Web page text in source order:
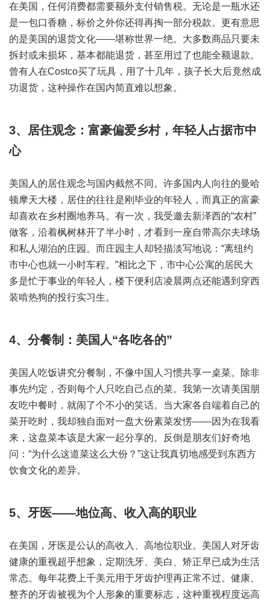
在美国，任何消费都需要额外支付销售税。无论是一瓶水还
是一包口香糖，标价之外你还得再掏一部分税款。更有意思
的是美国的退货文化——堪称世界一绝。大多数商品只要未
拆封或未损坏，基本都能退货，甚至用过了也能全额退款。
曾有人在Costco买了玩具，用了十几年，孩子长大后竟然成
功退货，这种操作在国内简直难以想象。
3、居住观念：富豪偏爱乡村，年轻人占据市中
心
美国人的居住观念与国内截然不同。许多国内人向往的曼哈
顿摩天大楼，居住的往往是刚毕业的年轻人，而真正的富豪
却喜欢在乡村圈地养马。有一次，我受邀去新泽西的“农村”
做客，沿着枫树林开了半小时，才看到一座自带高尔夫球场
和私人湖泊的庄园。而庄园主人却轻描淡写地说：“离纽约
市中心也就一小时车程。”相比之下，市中心公寓的居民大
多是忙于事业的年轻人，楼下便利店凌晨两点还能遇到穿西
装啃热狗的投行实习生。
4、分餐制：美国人“各吃各的”
美国人吃饭讲究分餐制，不像中国人习惯共享一桌菜。除非
事先约定，否则每个人只吃自己点的菜。我第一次请美国朋
友吃中餐时，就闹了个不小的笑话。当大家各自端着自己的
菜开吃时，我却独自面对一盘大份素菜发愣——因为在我看
来，这盘菜本该是大家一起分享的。反倒是朋友们好奇地
问：“为什么这道菜这么大份？”这让我真切地感受到东西方
饮食文化的差异。
5、牙医——地位高、收入高的职业
在美国，牙医是公认的高收入、高地位职业。美国人对牙齿
健康的重视超乎想象，定期洗牙、美白、矫正早已成为生活
常态。每年花费上千美元用于牙齿护理再正常不过。健康、
整齐的牙齿被视为个人形象的重要标志，这种重视程度远高